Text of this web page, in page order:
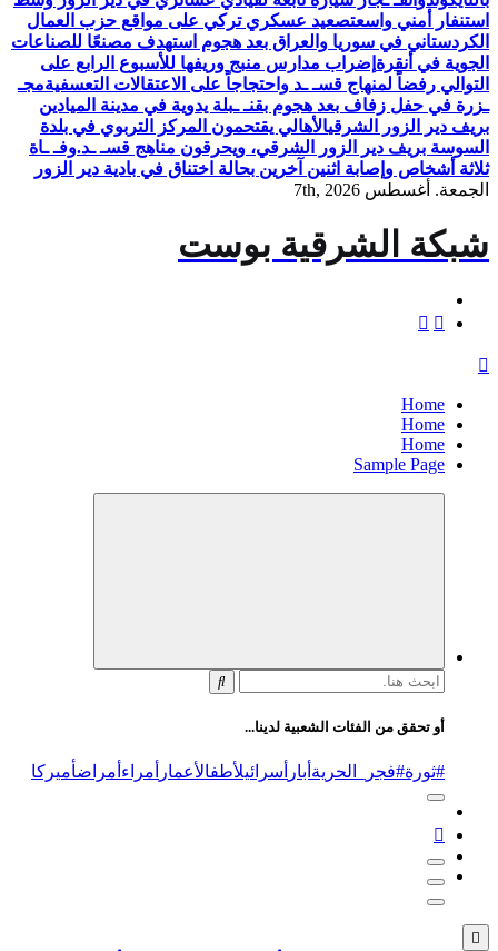
استنفار أمني واسعتصعيد عسكري تركي على مواقع حزب العمال
الكردستاني في سوريا والعراق بعد هجوم استهدف مصنعًا للصناعات
الجوية في أنقرة إضراب مدارس منبج وريفها للأسبوع الرابع على
التوالي رفضاً لمنهاج قسـ ـد واحتجاجاً على الاعتقالات التعسفيةمجـ
ـزرة في حفل زفاف بعد هجوم بقنـ ـبلة يدوية في مدينة الميادين
بريف دير الزور الشرقيالأهالي يقتحمون المركز التربوي في بلدة
السوسة بريف دير الزور الشرقي، ويحرقون مناهج قسـ ـد.وفـ ـاة
ثلاثة أشخاص وإصابة اثنين آخرين بحالة اختناق في بادية دير الزور
الجمعة. أغسطس 7th, 2026
شبكة الشرقية بوست
Home
Home
Home
Sample Page
البحث
أو تحقق من الفئات الشعبية لدينا...
#ثورة#فجر_الحرية أبار أسرائيلأطفالأعمار أمراء أمراضأميركا